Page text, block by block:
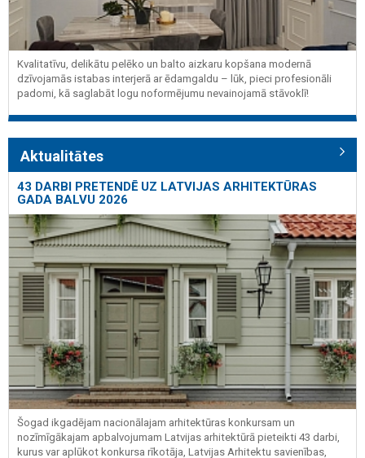
Kvalitatīvu, delikātu pelēko un balto aizkaru kopšana modernā
dzīvojamās istabas interjerā ar ēdamgaldu – lūk, pieci profesionāli
padomi, kā saglabāt logu noformējumu nevainojamā stāvoklī!
Aktualitātes
43 DARBI PRETENDĒ UZ LATVIJAS ARHITEKTŪRAS
GADA BALVU 2026
Šogad ikgadējam nacionālajam arhitektūras konkursam un
nozīmīgākajam apbalvojumam Latvijas arhitektūrā pieteikti 43 darbi,
kurus var aplūkot konkursa rīkotāja, Latvijas Arhitektu savienības,